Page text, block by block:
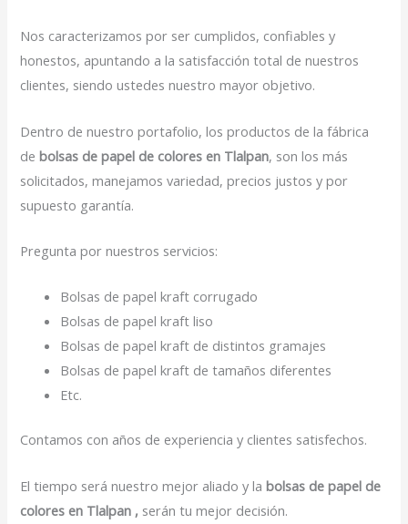
Nos caracterizamos por ser cumplidos, confiables y
honestos, apuntando a la satisfacción total de nuestros
clientes, siendo ustedes nuestro mayor objetivo.
Dentro de nuestro portafolio, los productos de la fábrica
debolsas de papel de colores en Tlalpan, son los más
solicitados, manejamos variedad, precios justos y por
supuesto garantía.
Pregunta por nuestros servicios:
Bolsas de papel kraft corrugado
Bolsas de papel kraft liso
Bolsas de papel kraft de distintos gramajes
Bolsas de papel kraft de tamaños diferentes
Etc.
Contamos con años de experiencia y clientes satisfechos.
El tiempo será nuestro mejor aliado y labolsas de papel de
colores en Tlalpan , serán tu mejor decisión.